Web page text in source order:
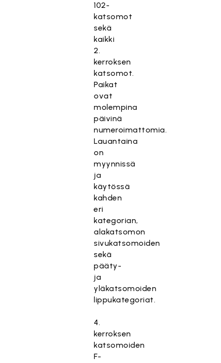
102-
katsomot
sekä
kaikki
2.
kerroksen
katsomot.
Paikat
ovat
molempina
päivinä
numeroimattomia.
Lauantaina
on
myynnissä
ja
käytössä
kahden
eri
kategorian,
alakatsomon
sivukatsomoiden
sekä
pääty-
ja
yläkatsomoiden
lippukategoriat.
4.
kerroksen
katsomoiden
F-